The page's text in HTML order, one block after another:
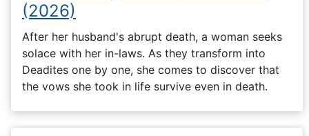
(2026)
After her husband's abrupt death, a woman seeks
solace with her in-laws. As they transform into
Deadites one by one, she comes to discover that
the vows she took in life survive even in death.